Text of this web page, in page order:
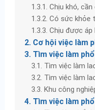
1.3.1. Chịu khó,
1.3.2. Có sức khỏe
1.3.3. Chịu được
2. Cơ hội việc làm
3. Tìm việc làm
3.1. Tìm việc làm
3.2. Tìm việc làm
3.3. Khu công
4. Tìm việc làm